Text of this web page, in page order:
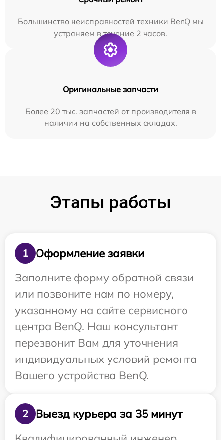
Большинство неисправностей техники BenQ мы
устраняем в течение 2 часов.
Оригинальные запчасти
Более 20 тыс. запчастей от производителя в
наличии на собственных складах.
Этапы работы
1
Оформление заявки
Заполните форму обратной связи
или позвоните нам по номеру,
указанному на сайте сервисного
центра BenQ. Наш консультант
перезвонит Вам для уточнения
индивидуальных условий ремонта
Вашего устройства BenQ.
2
Выезд курьера за 35 минут